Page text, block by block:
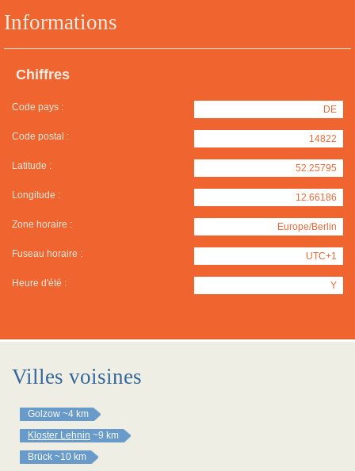
Informations
Chiffres
Code pays : DE
Code postal : 14822
Latitude : 52.25795
Longitude : 12.66186
Zone horaire : Europe/Berlin
Fuseau horaire : UTC+1
Heure d'été : Y
Villes voisines
Golzow ~4 km
Kloster Lehnin ~9 km
Brück ~10 km